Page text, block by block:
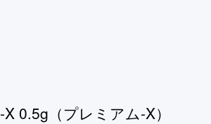
0.5g（プレミアム-X）